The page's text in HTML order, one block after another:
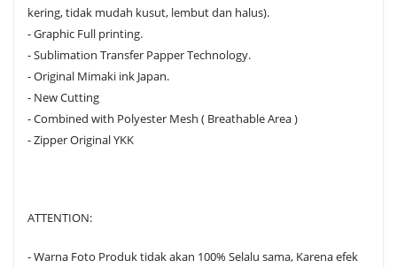
kering, tidak mudah kusut, lembut dan halus).
- Graphic Full printing.
- Sublimation Transfer Papper Technology.
- Original Mimaki ink Japan.
- New Cutting
- Combined with Polyester Mesh ( Breathable Area )
- Zipper Original YKK
ATTENTION:
- Warna Foto Produk tidak akan 100% Selalu sama, Karena efek